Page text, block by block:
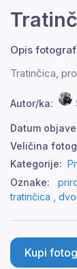
Opis
Tratinčica,
Autor/ka:
Datum
Veličina
Kategorije:
Oznake:
tratinčica
Kupi